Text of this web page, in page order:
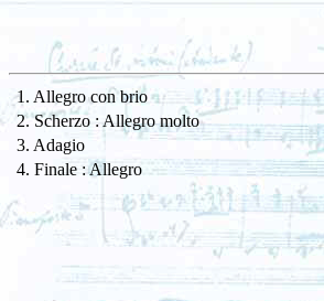
1. Allegro con brio
2. Scherzo : Allegro molto
3. Adagio
4. Finale : Allegro